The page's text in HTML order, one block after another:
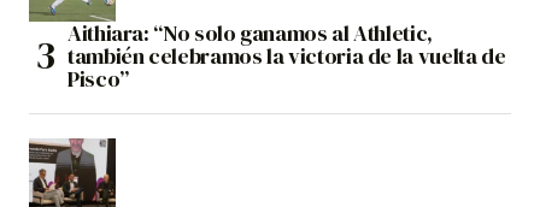
Aithiara: “No solo ganamos al Athletic,
también celebramos la victoria de la vuelta de
Pisco”